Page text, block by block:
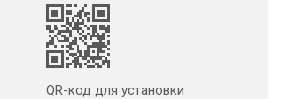
QR-код для установки